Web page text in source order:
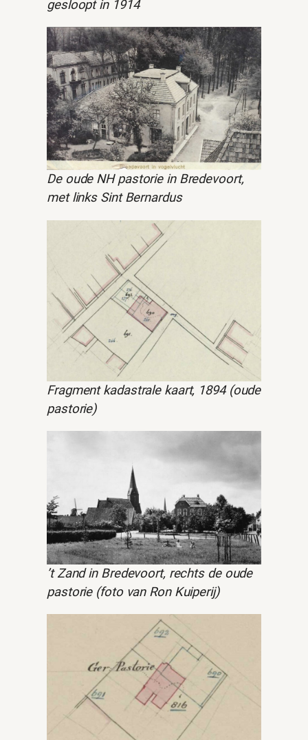
gesloopt in 1914
De oude NH pastorie in Bredevoort,
met links Sint Bernardus
Fragment kadastrale kaart, 1894 (oude
pastorie)
’t Zand in Bredevoort, rechts de oude
pastorie (foto van Ron Kuiperij)